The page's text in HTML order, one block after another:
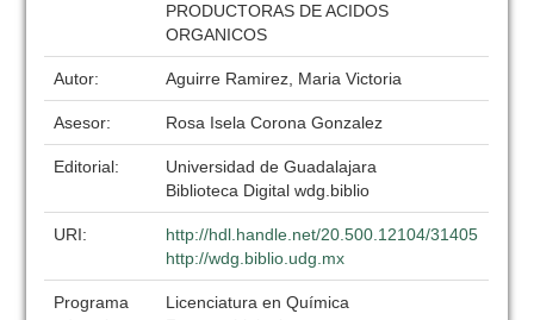
PRODUCTORAS DE ACIDOS
ORGANICOS
Autor: Aguirre Ramirez, Maria Victoria
Asesor: Rosa Isela Corona Gonzalez
Editorial:
Universidad de Guadalajara
Biblioteca Digital wdg.biblio
URI:
http://hdl.handle.net/20.500.12104/31405
http://wdg.biblio.udg.mx
Programa
Licenciatura en Química